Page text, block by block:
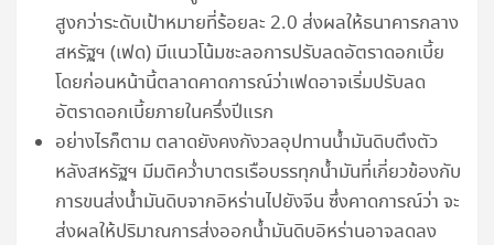
สูงกว่าระดับเป้าหมายที่ร้อยละ 2.0 ส่งผลให้ธนาคารกลาง
สหรัฐฯ (เฟด) มีแนวโน้มชะลอการปรับลดอัตราดอกเบี้ย
โดยก่อนหน้านี้ตลาดคาดการณ์ว่าเฟดอาจเริ่มปรับลด
อัตราดอกเบี้ยภายในครึ่งปีแรก
อย่างไรก็ตาม ตลาดยังคงกังวลอุปทานน้ำมันดิบตึงตัว
หลังสหรัฐฯ มีมติคว่ำบาตรเรือบรรทุกน้ำมันที่เกี่ยวข้องกับ
การขนส่งน้ำมันดิบจากอิหร่านไปยังจีน ซึ่งคาดการณ์ว่า จะ
ส่งผลให้ปริมาณการส่งออกน้ำมันดิบอิหร่านอาจลดลง